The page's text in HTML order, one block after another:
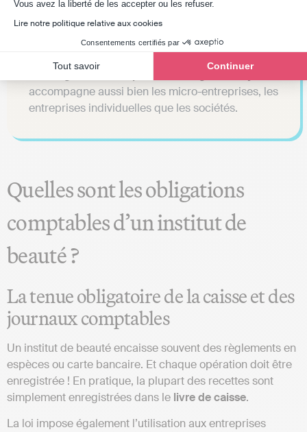
Vous avez la liberté de les accepter ou les refuser.
Lire notre politique relative aux cookies
Consentements certifiés par
Tout savoir Continuer
accompagne aussi bien les micro-entreprises, les
entreprises individuelles que les sociétés.
Quelles sont les obligations
comptables d’un institut de
beauté ?
La tenue obligatoire de la caisse et des
journaux comptables
Un institut de beauté encaisse souvent des règlements en
espèces ou carte bancaire. Et chaque opération doit être
enregistrée ! En pratique, la plupart des recettes sont
simplement enregistrées dans le livre de caisse.
La loi impose également l’utilisation aux entreprises